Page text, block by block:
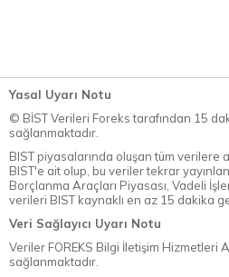
Yasal Uyarı Notu
© BİST Verileri Foreks tarafından 15
sağlanmaktadır.
BIST piyasalarında oluşan tüm verilere
BIST'e ait olup, bu veriler tekrar
Borçlanma Araçları Piyasası, Vadeli
verileri BIST kaynaklı en az 15 dakika
Veri Sağlayıcı Uyarı Notu
Veriler FOREKS Bilgi İletişim Hizmetleri
sağlanmaktadır.